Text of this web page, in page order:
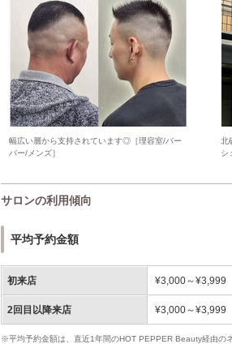
幅広い層から支持されています◎［理容室/バー
バー/メンズ］
北
シ
サロンの利用傾向
平均予約金額
初来店 ¥3,000～¥3,999
2回目以降来店 ¥3,000～¥3,999
※平均予約金額は、直近1年間のHOT PEPPER Beauty経由の